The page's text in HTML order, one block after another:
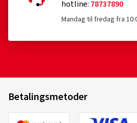
hotline: 78737890
Mandag til fredag fra
Betalingsmetoder